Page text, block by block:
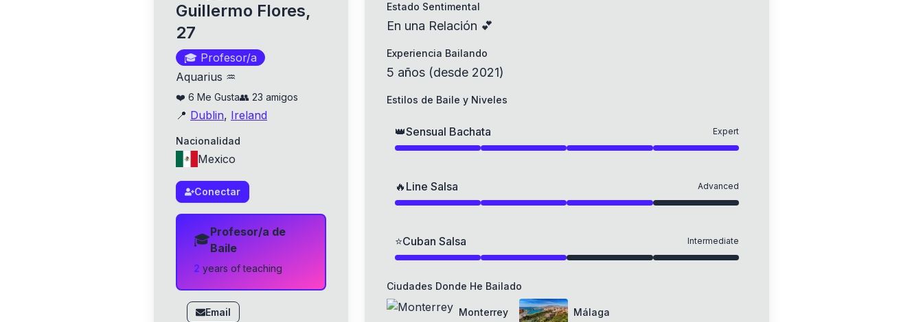
Guillermo Flores,
27
🎓 Profesor/a
Aquarius ♒
❤️ 6 Me Gusta👥 23 amigos
📍 Dublin, Ireland
Nacionalidad
Mexico
Conectar
🎓Profesor/a de
Baile
2 years of teaching
Email
Estado Sentimental
En una Relación 💕
Experiencia Bailando
5 años(desde 2021)
Estilos de Baile y Niveles
👑Sensual Bachata Expert
🔥 Line Salsa Advanced
⭐Cuban Salsa Intermediate
Ciudades Donde He Bailado
Monterrey Málaga